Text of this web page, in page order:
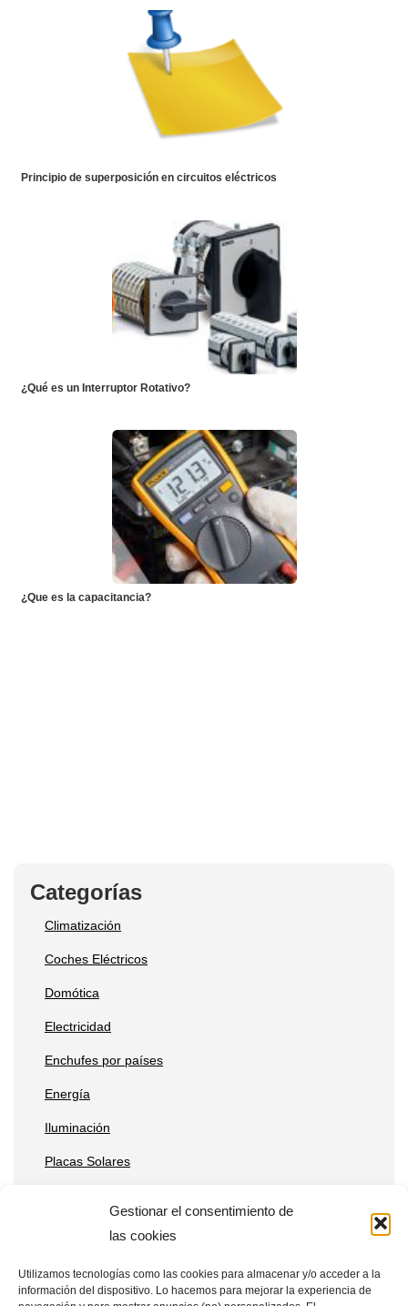
Gestionar el consentimiento de
las cookies
Utilizamos tecnologías como las cookies para almacenar y/o acceder a la
información del dispositivo. Lo hacemos para mejorar la experiencia de
Principio de superposición en circuitos eléctricos
¿Qué es un Interruptor Rotativo?
¿Que es la capacitancia?
Categorías
Climatización
Coches Eléctricos
Domótica
Electricidad
Enchufes por países
Energía
Iluminación
Placas Solares